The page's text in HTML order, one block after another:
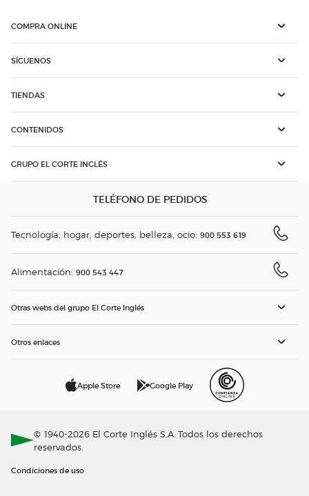
COMPRA ONLINE
SÍGUENOS
TIENDAS
CONTENIDOS
GRUPO EL CORTE INGLÉS
TELÉFONO DE PEDIDOS
Tecnología, hogar, deportes, belleza, ocio: 900 553 619
Alimentación: 900 543 447
Otras webs del grupo El Corte Inglés
Otros enlaces
Apple Store Google Play
© 1940-2026 El Corte Inglés S.A. Todos los derechos
reservados.
Condiciones de uso